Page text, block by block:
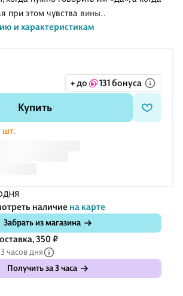
при этом чувства вины. .
и характеристикам
+ до 131 бонуса
Купить
шт.
наличие на карте
Забрать из магазина
350 ₽
часов дня
Получить за 3 часа